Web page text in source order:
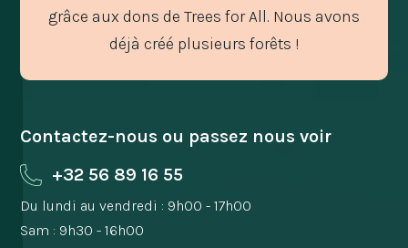
grâce aux dons de Trees for All. Nous avons
déjà créé plusieurs forêts !
Contactez-nous ou passez nous voir
+32 56 89 16 55
Du lundi au vendredi : 9h00 - 17h00
Sam : 9h30 - 16h00